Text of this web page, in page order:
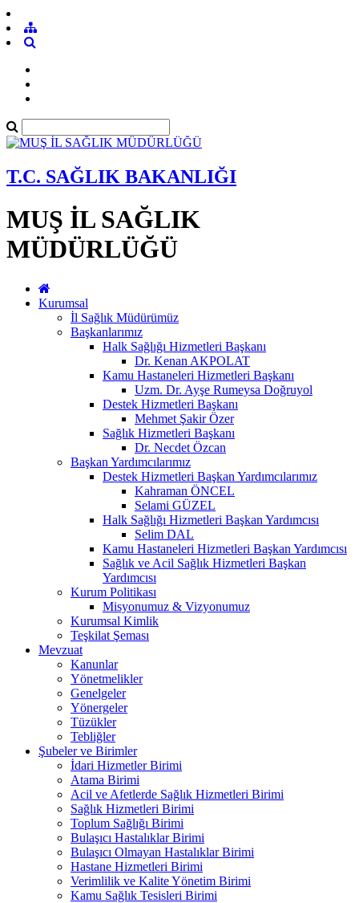
T.C. SAĞLIK BAKANLIĞI
MUŞ İL SAĞLIK
MÜDÜRLÜĞÜ
Kurumsal
İl Sağlık Müdürümüz
Başkanlarımız
Halk Sağlığı Hizmetleri Başkanı
Dr. Kenan AKPOLAT
Kamu Hastaneleri Hizmetleri Başkanı
Uzm. Dr. Ayşe Rumeysa Doğruyol
Destek Hizmetleri Başkanı
Mehmet Şakir Özer
Sağlık Hizmetleri Başkanı
Dr. Necdet Özcan
Başkan Yardımcılarımız
Destek Hizmetleri Başkan Yardımcılarımız
Kahraman ÖNCEL
Selami GÜZEL
Halk Sağlığı Hizmetleri Başkan Yardımcısı
Selim DAL
Kamu Hastaneleri Hizmetleri Başkan Yardımcısı
Sağlık ve Acil Sağlık Hizmetleri Başkan
Yardımcısı
Kurum Politikası
Misyonumuz & Vizyonumuz
Kurumsal Kimlik
Teşkilat Şeması
Mevzuat
Kanunlar
Yönetmelikler
Genelgeler
Yönergeler
Tüzükler
Tebliğler
Şubeler ve Birimler
İdari Hizmetler Birimi
Atama Birimi
Acil ve Afetlerde Sağlık Hizmetleri Birimi
Sağlık Hizmetleri Birimi
Toplum Sağlığı Birimi
Bulaşıcı Hastalıklar Birimi
Bulaşıcı Olmayan Hastalıklar Birimi
Hastane Hizmetleri Birimi
Verimlilik ve Kalite Yönetim Birimi
Kamu Sağlık Tesisleri Birimi